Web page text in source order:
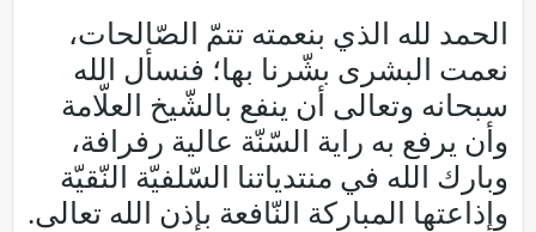
الحمد لله الذي بنعمته تتمّ الصّالحات،
نعمت البشرى بشّرنا بها؛ فنسأل الله
سبحانه وتعالى أن ينفع بالشّيخ العلّامة
وأن يرفع به راية السّنّة عالية رفرافة،
وبارك الله في منتدياتنا السّلفيّة النّقيّة
وإذاعتها المباركة النّافعة بإذن الله تعالى.